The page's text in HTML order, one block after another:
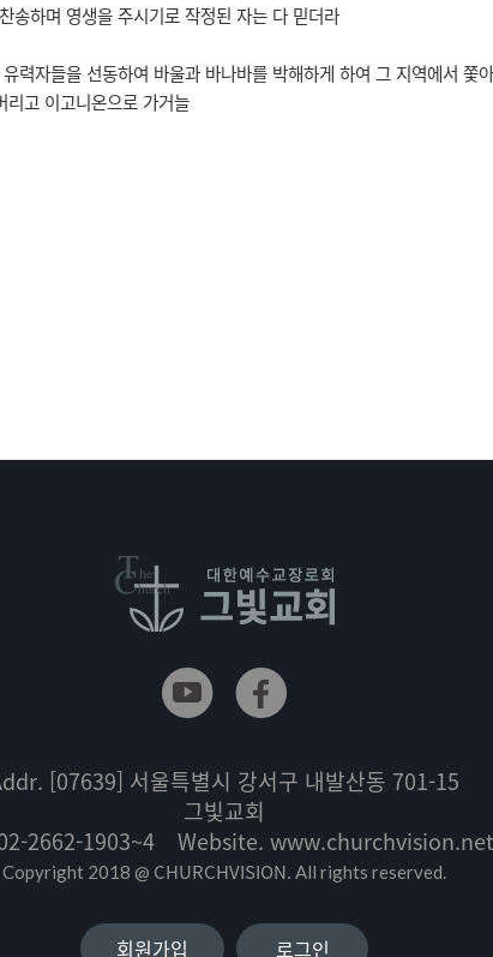
송하며 영생을 주시기로 작정된 자는 다 믿더라
력자들을 선동하여 바울과 바나바를 박해하게 하여 그 지역에서 쫓
고 이고니온으로 가거늘
[07639] 서울특별시 강서구 내발산동 701-15
그빛교회
2662-1903~4 Website. www.churchvision.net
Copyright 2018 @ CHURCHVISION. All rights reserved.
회원가입 로그인